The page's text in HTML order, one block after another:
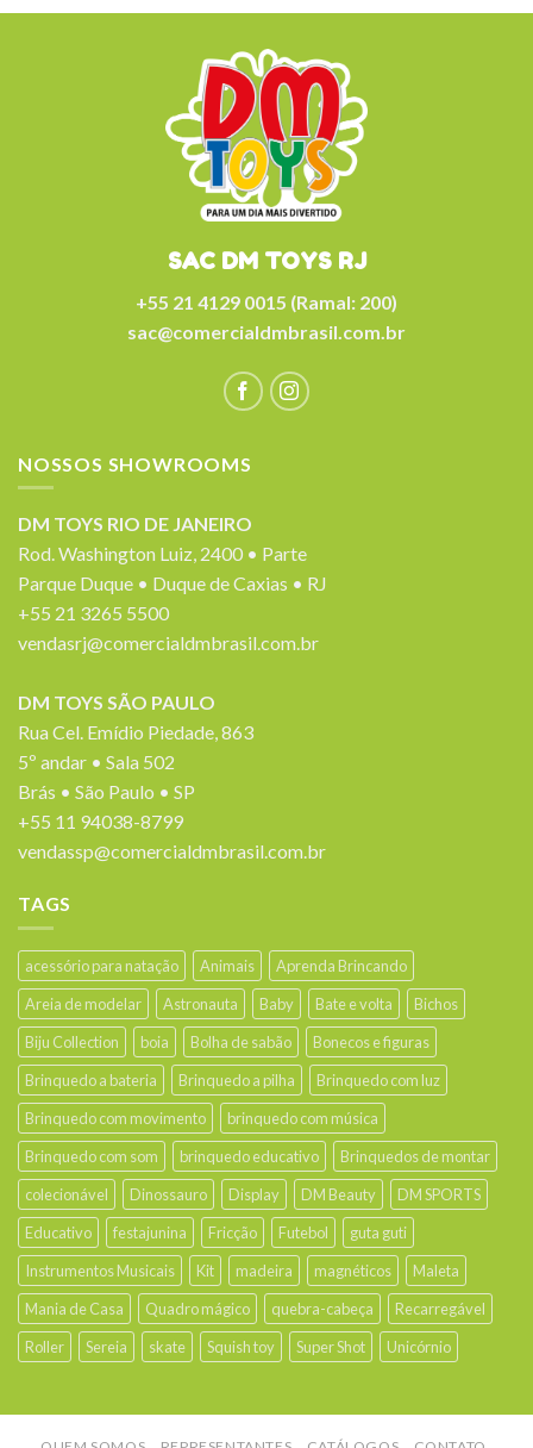
SAC DM TOYS RJ
+55 21 4129 0015 (Ramal: 200)
sac@comercialdmbrasil.com.br
NOSSOS SHOWROOMS
DM TOYS RIO DE JANEIRO
Rod. Washington Luiz, 2400 • Parte
Parque Duque • Duque de Caxias • RJ
+55 21 3265 5500
vendasrj@comercialdmbrasil.com.br
DM TOYS SÃO PAULO
Rua Cel. Emídio Piedade, 863
5º andar • Sala 502
Brás • São Paulo • SP
+55 11 94038-8799
vendassp@comercialdmbrasil.com.br
TAGS
acessório para natação Animais
Aprenda Brincando
Areia de modelar
Astronauta Baby Bate e volta
Bichos
Biju Collection
boia Bolha de sabão
Bonecos e figuras
Brinquedo a bateria
Brinquedo a pilha
Brinquedo com luz
Brinquedo com movimento
brinquedo com música
Brinquedo com som
brinquedo educativo
Brinquedos de montar
colecionável
Dinossauro Display DM Beauty
DM SPORTS
Educativo
festajunina Fricção Futebol
guta guti
Instrumentos Musicais
Kit madeira magnéticos
Maleta
Mania de Casa
Quadro mágico quebra-cabeça
Recarregável
Roller
Sereia skate Squish toy Super Shot Unicórnio